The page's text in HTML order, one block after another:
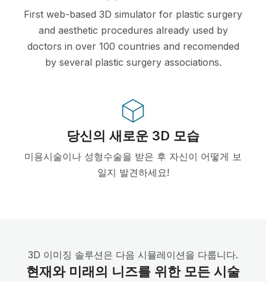
First web-based 3D simulator for plastic surgery
and aesthetic procedures already used by
doctors in over 100 countries and recomended
by several plastic surgery associations.
당신의 새로운 3D 모습
미용시술이나 성형수술을 받은 후 자신이 어떻게 보
일지 발견하세요!
3D 이미징 솔루션은 다음 시뮬레이션을 다룹니다.
현재와 미래의 니즈를 위한 모든 시술